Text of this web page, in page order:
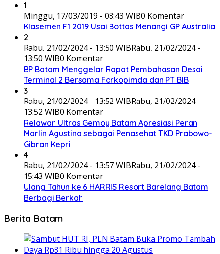
1
Minggu, 17/03/2019 - 08:43 WIB0 Komentar
Klasemen F1 2019 Usai Bottas Menangi GP Australia
2
Rabu, 21/02/2024 - 13:50 WIBRabu, 21/02/2024 -
13:50 WIB0 Komentar
BP Batam Menggelar Rapat Pembahasan Desai
Terminal 2 Bersama Forkopimda dan PT BIB
3
Rabu, 21/02/2024 - 13:52 WIBRabu, 21/02/2024 -
13:52 WIB0 Komentar
Relawan Ultras Gemoy Batam Apresiasi Peran
Marlin Agustina sebagai Penasehat TKD Prabowo-
Gibran Kepri
4
Rabu, 21/02/2024 - 13:57 WIBRabu, 21/02/2024 -
15:43 WIB0 Komentar
Ulang Tahun ke 6 HARRIS Resort Barelang Batam
Berbagi Berkah
Berita Batam